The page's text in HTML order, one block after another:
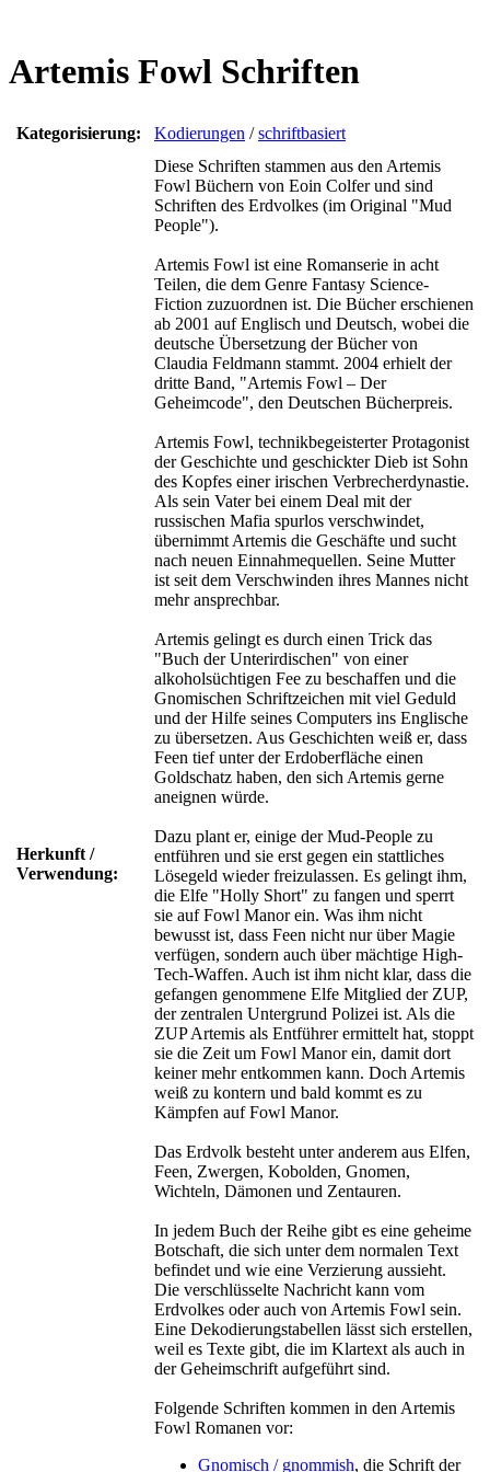
Artemis Fowl Schriften
Kategorisierung: Kodierungen /schriftbasiert
Herkunft /
Verwendung:
Diese Schriften stammen aus den Artemis
Fowl Büchern von Eoin Colfer und sind
Schriften des Erdvolkes (im Original "Mud
People").
Artemis Fowl ist eine Romanserie in acht
Teilen, die dem Genre Fantasy Science-
Fiction zuzuordnen ist. Die Bücher erschienen
ab 2001 auf Englisch und Deutsch, wobei die
deutsche Übersetzung der Bücher von
Claudia Feldmann stammt. 2004 erhielt der
dritte Band, "Artemis Fowl – Der
Geheimcode", den Deutschen Bücherpreis.
Artemis Fowl, technikbegeisterter Protagonist
der Geschichte und geschickter Dieb ist Sohn
des Kopfes einer irischen Verbrecherdynastie.
Als sein Vater bei einem Deal mit der
russischen Mafia spurlos verschwindet,
übernimmt Artemis die Geschäfte und sucht
nach neuen Einnahmequellen. Seine Mutter
ist seit dem Verschwinden ihres Mannes nicht
mehr ansprechbar.
Artemis gelingt es durch einen Trick das
"Buch der Unterirdischen" von einer
alkoholsüchtigen Fee zu beschaffen und die
Gnomischen Schriftzeichen mit viel Geduld
und der Hilfe seines Computers ins Englische
zu übersetzen. Aus Geschichten weiß er, dass
Feen tief unter der Erdoberfläche einen
Goldschatz haben, den sich Artemis gerne
aneignen würde.
Dazu plant er, einige der Mud-People zu
entführen und sie erst gegen ein stattliches
Lösegeld wieder freizulassen. Es gelingt ihm,
die Elfe "Holly Short" zu fangen und sperrt
sie auf Fowl Manor ein. Was ihm nicht
bewusst ist, dass Feen nicht nur über Magie
verfügen, sondern auch über mächtige High-
Tech-Waffen. Auch ist ihm nicht klar, dass die
gefangen genommene Elfe Mitglied der ZUP,
der zentralen Untergrund Polizei ist. Als die
ZUP Artemis als Entführer ermittelt hat, stoppt
sie die Zeit um Fowl Manor ein, damit dort
keiner mehr entkommen kann. Doch Artemis
weiß zu kontern und bald kommt es zu
Kämpfen auf Fowl Manor.
Das Erdvolk besteht unter anderem aus Elfen,
Feen, Zwergen, Kobolden, Gnomen,
Wichteln, Dämonen und Zentauren.
In jedem Buch der Reihe gibt es eine geheime
Botschaft, die sich unter dem normalen Text
befindet und wie eine Verzierung aussieht.
Die verschlüsselte Nachricht kann vom
Erdvolkes oder auch von Artemis Fowl sein.
Eine Dekodierungstabellen lässt sich erstellen,
weil es Texte gibt, die im Klartext als auch in
der Geheimschrift aufgeführt sind.
Folgende Schriften kommen in den Artemis
Fowl Romanen vor:
Gnomisch / gnommish, die Schrift der